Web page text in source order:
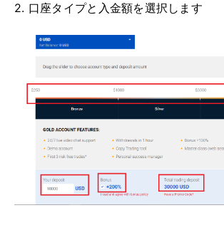
2. 口座タイプと入金額を選択します